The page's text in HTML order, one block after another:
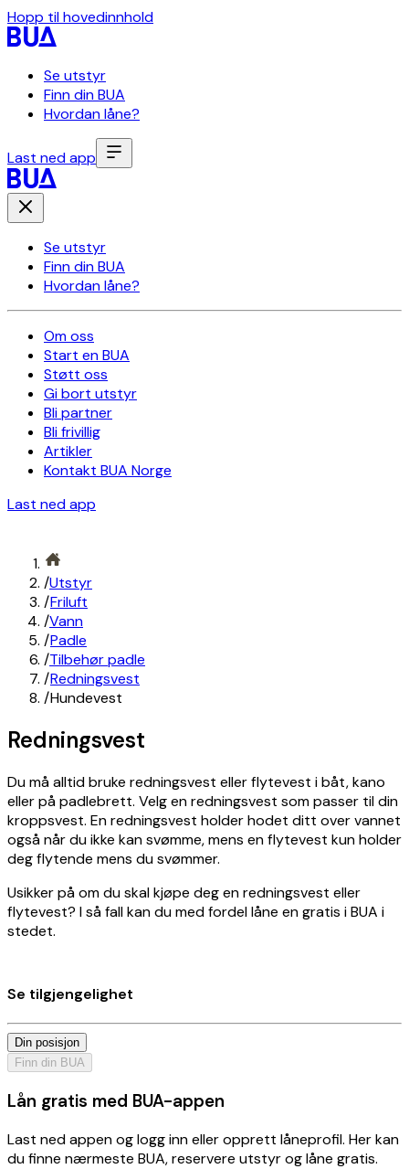
Hopp til hovedinnhold
Se utstyr
Finn din BUA
Hvordan låne?
Last ned app
Se utstyr
Finn din BUA
Hvordan låne?
Om oss
Start en BUA
Støtt oss
Gi bort utstyr
Bli partner
Bli frivillig
Artikler
Kontakt BUA Norge
Last ned app
/Utstyr
/Friluft
/Vann
/Padle
/Tilbehør padle
/Redningsvest
/Hundevest
Redningsvest
Du må alltid bruke redningsvest eller flytevest i båt, kano
eller på padlebrett. Velg en redningsvest som passer til din
kroppsvest. En redningsvest holder hodet ditt over vannet
også når du ikke kan svømme, mens en flytevest kun holder
deg flytende mens du svømmer.
Usikker på om du skal kjøpe deg en redningsvest eller
flytevest? I så fall kan du med fordel låne en gratis i BUA i
stedet.
Se tilgjengelighet
Din posisjon
Finn din BUA
Lån gratis med BUA-appen
Last ned appen og logg inn eller opprett låneprofil. Her kan
du finne nærmeste BUA, reservere utstyr og låne gratis.